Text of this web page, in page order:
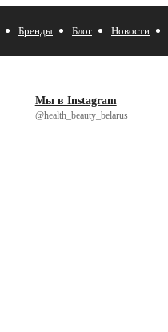
Бренды Блог Новости
Мы в Instagram
@health_beauty_belarus